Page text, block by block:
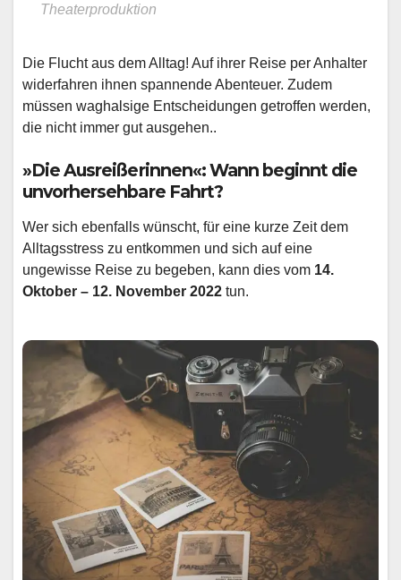
Theaterproduktion
Die Flucht aus dem Alltag! Auf ihrer Reise per Anhalter
widerfahren ihnen spannende Abenteuer. Zudem
müssen waghalsige Entscheidungen getroffen werden,
die nicht immer gut ausgehen..
»Die Ausreißerinnen«: Wann beginnt die
unvorhersehbare Fahrt?
Wer sich ebenfalls wünscht, für eine kurze Zeit dem
Alltagsstress zu entkommen und sich auf eine
ungewisse Reise zu begeben, kann dies vom 14.
Oktober – 12. November 2022 tun.